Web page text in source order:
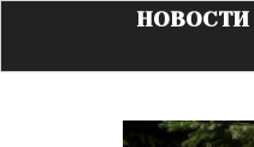
НОВОСТИ